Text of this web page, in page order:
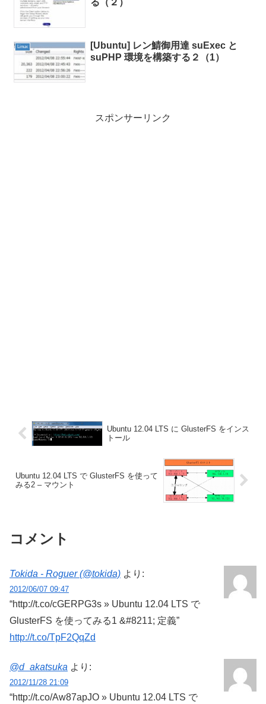
る（２）
Linux
[Ubuntu] レン鯖御用達 suExec と
suPHP 環境を構築する２（1）
スポンサーリンク
Ubuntu 12.04 LTS に GlusterFS をインス
トール
Ubuntu 12.04 LTS で GlusterFS を使って
みる2 – マウント
コメント
Tokida - Roguer (@tokida) より:
2012/06/07 09:47
“http://t.co/cGERPG3s » Ubuntu 12.04 LTS で
GlusterFS を使ってみる1 &#8211; 定義”
http://t.co/TpF2QqZd
@d_akatsuka より:
2012/11/28 21:09
“http://t.co/Aw87apJO » Ubuntu 12.04 LTS で